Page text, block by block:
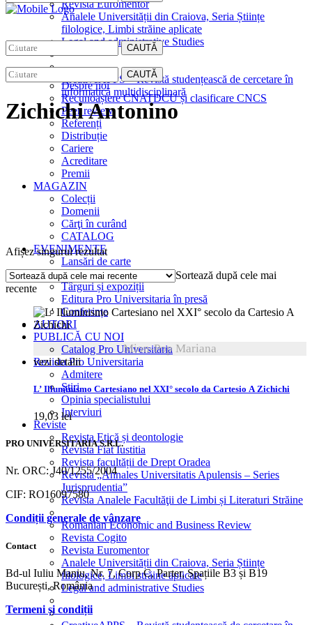
Revista Euromentor
Analele Universității din Craiova, Seria Științe
filologice, Limbi străine aplicate
Legal and administrative Studies
CreativeAPPS – Revistă studențească de cercetare în
informatică multidisciplinară
CAUTĂ
EDITURA
Despre noi
Recunoaștere CNATDCU și clasificare CNCS
Peer review
Referenți
Distribuție
Cariere
Acreditare
Premii
MAGAZIN
Colecții
Domenii
Cărţi în curând
CATALOG
EVENIMENTE
Lansări de carte
Interviuri
Târguri și expoziții
Editura Pro Universitaria în presă
Conferințe
AUTORI
PUBLICĂ CU NOI
Catalog Pro Universitaria
Revista Pro Universitaria
Admitere
Știri
Opinia specialistului
Interviuri
Reviste
Revista Etică și deontologie
Revista Fiat Iustitia
Revista facultății de Drept Oradea
Revista „Annales Universitatis Apulensis – Series
Jurisprudentia”
Revista Analele Facultăţii de Limbi și Literaturi Străine
Romanian Economic and Business Review
Revista Cogito
Revista Euromentor
Analele Universității din Craiova, Seria Științe
filologice, Limbi străine aplicate
Legal and administrative Studies
CAUTĂ
Zichichi Antonino
Afișez singurul rezultat
Sortează după cele mai
recente
Mion-Pop Mariana
vezi detalii
L’ Illuminismo Cartesiano nel XXI° secolo da Cartesio A Zichichi
19,03 lei
PRO UNIVERSITARIA S.R.L.
Nr. ORC: J40/1255/2004
CIF: RO16097580
Condiții generale de vânzare
Contact
Bd-ul Iuliu Maniu, Nr. 7, Corp C, Parter, Spațiile B3 și B19
București, România
Termeni și condiții